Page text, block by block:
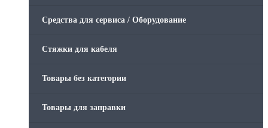
Средства для сервиса / Оборудование
Стяжки для кабеля
Товары без категории
Товары для заправки